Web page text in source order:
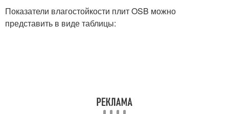
Показатели влагостойкости плит OSB можно
представить в виде таблицы: